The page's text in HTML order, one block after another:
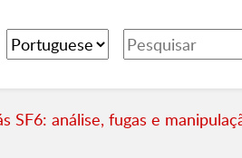
SF6: análise, fugas e